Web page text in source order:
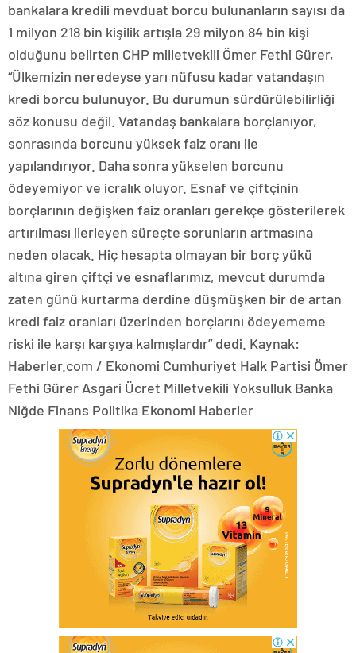
bankalara kredili mevduat borcu bulunanların sayısı da
1 milyon 218 bin kişilik artışla 29 milyon 84 bin kişi
olduğunu belirten CHP milletvekili Ömer Fethi Gürer,
“Ülkemizin neredeyse yarı nüfusu kadar vatandaşın
kredi borcu bulunuyor. Bu durumun sürdürülebilirliği
söz konusu değil. Vatandaş bankalara borçlanıyor,
sonrasında borcunu yüksek faiz oranı ile
yapılandırıyor. Daha sonra yükselen borcunu
ödeyemiyor ve icralık oluyor. Esnaf ve çiftçinin
borçlarının değişken faiz oranları gerekçe gösterilerek
artırılması ilerleyen süreçte sorunların artmasına
neden olacak. Hiç hesapta olmayan bir borç yükü
altına giren çiftçi ve esnaflarımız, mevcut durumda
zaten günü kurtarma derdine düşmüşken bir de artan
kredi faiz oranları üzerinden borçlarını ödeyememe
riski ile karşı karşıya kalmışlardır” dedi. Kaynak:
Haberler.com / Ekonomi Cumhuriyet Halk Partisi Ömer
Fethi Gürer Asgari Ücret Milletvekili Yoksulluk Banka
Niğde Finans Politika Ekonomi Haberler